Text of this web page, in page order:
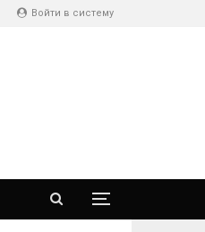
Войти в систему